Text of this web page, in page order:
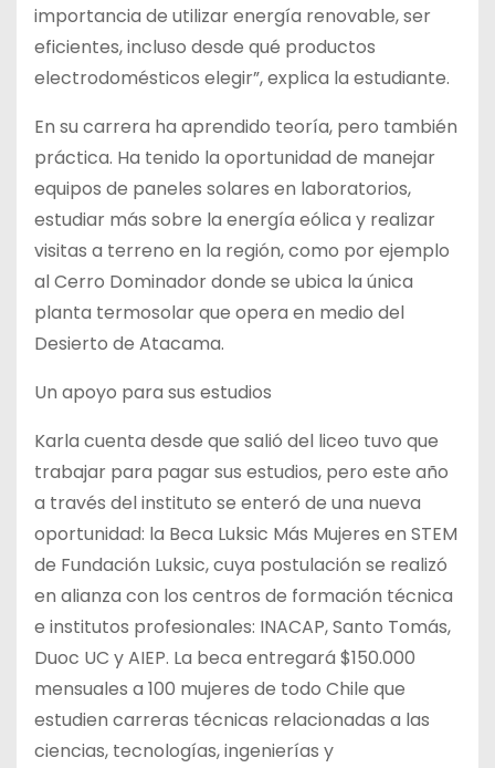
importancia de utilizar energía renovable, ser
eficientes, incluso desde qué productos
electrodomésticos elegir”, explica la estudiante.
En su carrera ha aprendido teoría, pero también
práctica. Ha tenido la oportunidad de manejar
equipos de paneles solares en laboratorios,
estudiar más sobre la energía eólica y realizar
visitas a terreno en la región, como por ejemplo
al Cerro Dominador donde se ubica la única
planta termosolar que opera en medio del
Desierto de Atacama.
Un apoyo para sus estudios
Karla cuenta desde que salió del liceo tuvo que
trabajar para pagar sus estudios, pero este año
a través del instituto se enteró de una nueva
oportunidad: la Beca Luksic Más Mujeres en STEM
de Fundación Luksic, cuya postulación se realizó
en alianza con los centros de formación técnica
e institutos profesionales: INACAP, Santo Tomás,
Duoc UC y AIEP. La beca entregará $150.000
mensuales a 100 mujeres de todo Chile que
estudien carreras técnicas relacionadas a las
ciencias, tecnologías, ingenierías y